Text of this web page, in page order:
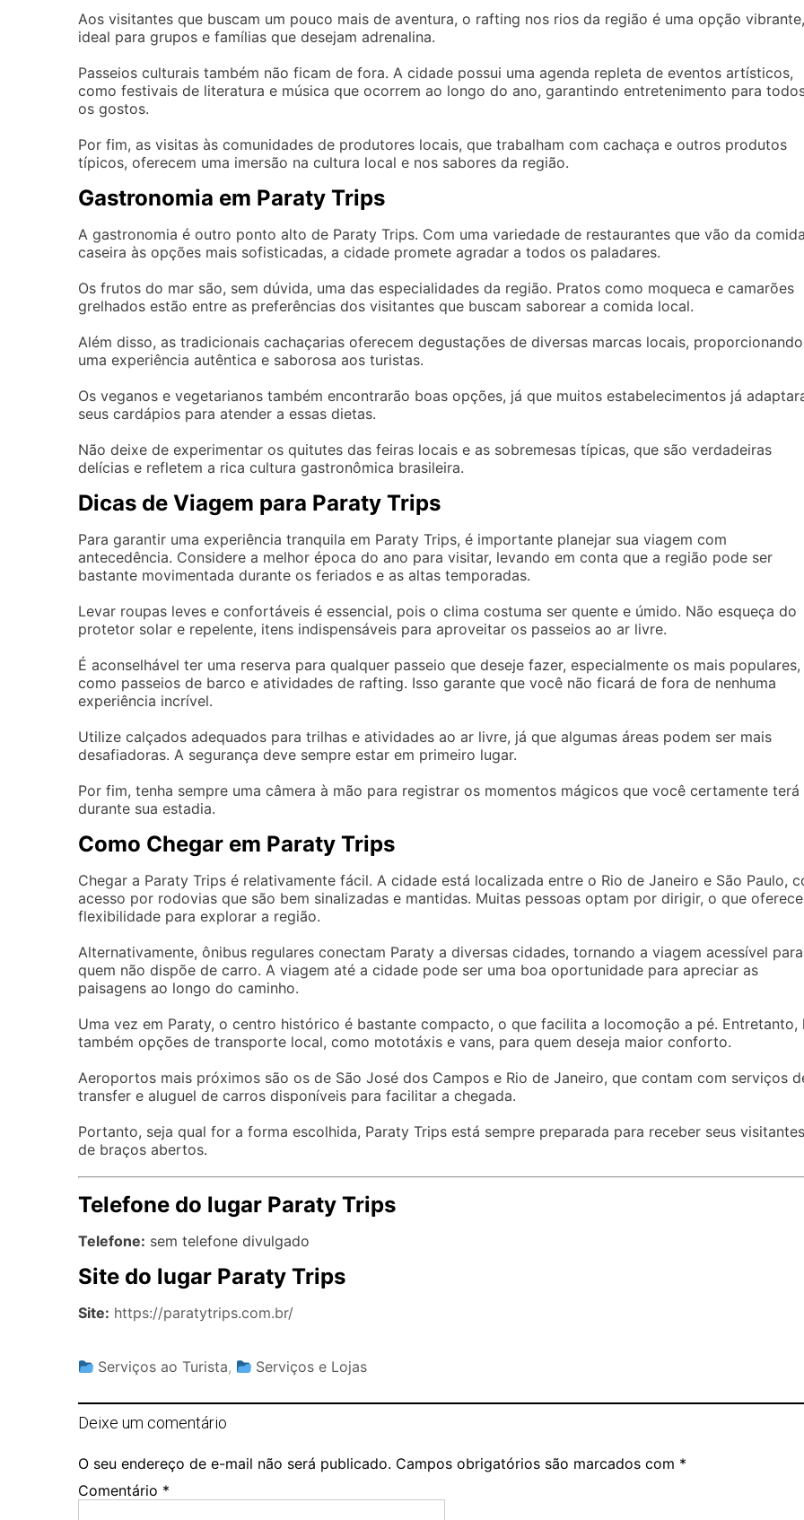
Aos visitantes que buscam um pouco mais de aventura, o rafting nos rios da região é uma opção vibrante,
ideal para grupos e famílias que desejam adrenalina.
Passeios culturais também não ficam de fora. A cidade possui uma agenda repleta de eventos artísticos,
como festivais de literatura e música que ocorrem ao longo do ano, garantindo entretenimento para
os gostos.
Por fim, as visitas às comunidades de produtores locais, que trabalham com cachaça e outros produtos
típicos, oferecem uma imersão na cultura local e nos sabores da região.
Gastronomia em Paraty Trips
A gastronomia é outro ponto alto de Paraty Trips. Com uma variedade de restaurantes que vão da
caseira às opções mais sofisticadas, a cidade promete agradar a todos os paladares.
Os frutos do mar são, sem dúvida, uma das especialidades da região. Pratos como moqueca e camarões
grelhados estão entre as preferências dos visitantes que buscam saborear a comida local.
Além disso, as tradicionais cachaçarias oferecem degustações de diversas marcas locais, proporcionando
uma experiência autêntica e saborosa aos turistas.
Os veganos e vegetarianos também encontrarão boas opções, já que muitos estabelecimentos já
seus cardápios para atender a essas dietas.
Não deixe de experimentar os quitutes das feiras locais e as sobremesas típicas, que são verdadeiras
delícias e refletem a rica cultura gastronômica brasileira.
Dicas de Viagem para Paraty Trips
Para garantir uma experiência tranquila em Paraty Trips, é importante planejar sua viagem com
antecedência. Considere a melhor época do ano para visitar, levando em conta que a região pode ser
bastante movimentada durante os feriados e as altas temporadas.
Levar roupas leves e confortáveis é essencial, pois o clima costuma ser quente e úmido. Não esqueça do
protetor solar e repelente, itens indispensáveis para aproveitar os passeios ao ar livre.
É aconselhável ter uma reserva para qualquer passeio que deseje fazer, especialmente os mais populares,
como passeios de barco e atividades de rafting. Isso garante que você não ficará de fora de nenhuma
experiência incrível.
Utilize calçados adequados para trilhas e atividades ao ar livre, já que algumas áreas podem ser mais
desafiadoras. A segurança deve sempre estar em primeiro lugar.
Por fim, tenha sempre uma câmera à mão para registrar os momentos mágicos que você certamente terá
durante sua estadia.
Como Chegar em Paraty Trips
Chegar a Paraty Trips é relativamente fácil. A cidade está localizada entre o Rio de Janeiro e São Paulo,
acesso por rodovias que são bem sinalizadas e mantidas. Muitas pessoas optam por dirigir, o que oferece
flexibilidade para explorar a região.
Alternativamente, ônibus regulares conectam Paraty a diversas cidades, tornando a viagem acessível para
quem não dispõe de carro. A viagem até a cidade pode ser uma boa oportunidade para apreciar as
paisagens ao longo do caminho.
Uma vez em Paraty, o centro histórico é bastante compacto, o que facilita a locomoção a pé. Entretanto,
também opções de transporte local, como mototáxis e vans, para quem deseja maior conforto.
Aeroportos mais próximos são os de São José dos Campos e Rio de Janeiro, que contam com serviços
transfer e aluguel de carros disponíveis para facilitar a chegada.
Portanto, seja qual for a forma escolhida, Paraty Trips está sempre preparada para receber seus visitantes
de braços abertos.
Telefone do lugar Paraty Trips
Telefone: sem telefone divulgado
Site do lugar Paraty Trips
Site: https://paratytrips.com.br/
Serviços ao Turista, Serviços e Lojas
Deixe um comentário
O seu endereço de e-mail não será publicado. Campos obrigatórios são marcados com *
Comentário *